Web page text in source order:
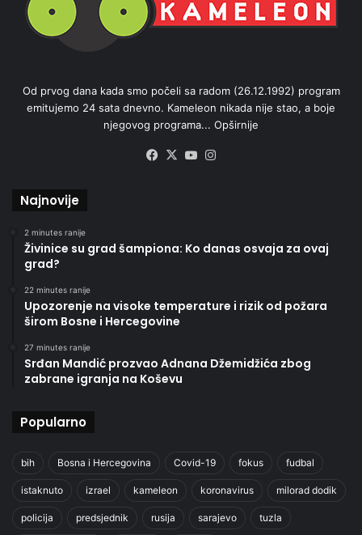
Od prvog dana kada smo počeli sa radom (26.12.1992) program
emitujemo 24 sata dnevno. Kameleon nikada nije stao, a boje
njegovog programa... Opširnije
Facebook
X YouTube
Najnovije
2 minutes ranije
Živinice su grad šampiona: Ko danas osvaja za ovaj
grad?
22 minutes ranije
Upozorenje na visoke temperature i rizik od požara
širom Bosne i Hercegovine
27 minutes ranije
Srđan Mandić prozvao Adnana Džemidžića zbog
zabrane igranja na Koševu
Popularno
bih Bosna i Hercegovina Covid-19 fokus fudbal
istaknuto izrael kameleon koronavirus milorad dodik
policija predsjednik rusija sarajevo tuzla